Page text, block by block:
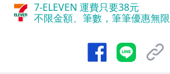
7-ELEVEN 運費只要38元
不限金額、筆數，筆筆優惠無限